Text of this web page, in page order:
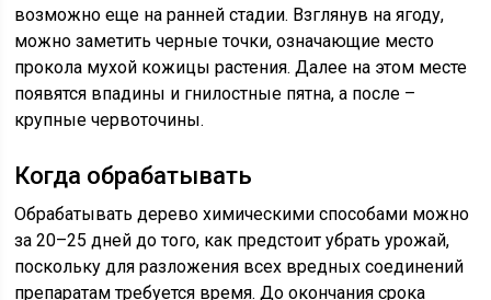
возможно еще на ранней стадии. Взглянув на ягоду,
можно заметить черные точки, означающие место
прокола мухой кожицы растения. Далее на этом месте
появятся впадины и гнилостные пятна, а после –
крупные червоточины.
Когда обрабатывать
Обрабатывать дерево химическими способами можно
за 20–25 дней до того, как предстоит убрать урожай,
поскольку для разложения всех вредных соединений
препаратам требуется время. До окончания срока